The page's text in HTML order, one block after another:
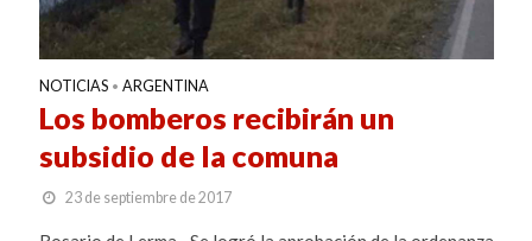
NOTICIAS • ARGENTINA
Los bomberos recibirán un
subsidio de la comuna
23 de septiembre de 2017